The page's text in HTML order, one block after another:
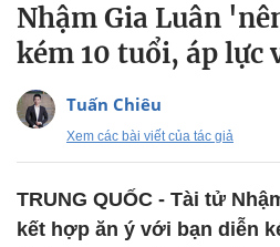
Nhậm Gia Luân
kém 10 tuổi, áp lực
Tuấn Chiêu
Xem các bài viết của tác giả
TRUNG QUỐC - Tài tử
kết hợp ăn ý với bạn diễn